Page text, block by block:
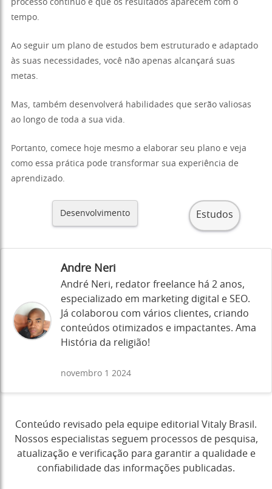
processo contínuo e que os resultados aparecem com o
tempo.
Ao seguir um plano de estudos bem estruturado e adaptado
às suas necessidades, você não apenas alcançará suas
metas.
Mas, também desenvolverá habilidades que serão valiosas
ao longo de toda a sua vida.
Portanto, comece hoje mesmo a elaborar seu plano e veja
como essa prática pode transformar sua experiência de
aprendizado.
Desenvolvimento Estudos
Andre Neri
André Neri, redator freelance há 2 anos,
especializado em marketing digital e SEO.
Já colaborou com vários clientes, criando
conteúdos otimizados e impactantes. Ama
História da religião!
novembro 1 2024
Conteúdo revisado pela equipe editorial Vitaly Brasil.
Nossos especialistas seguem processos de pesquisa,
atualização e verificação para garantir a qualidade e
confiabilidade das informações publicadas.